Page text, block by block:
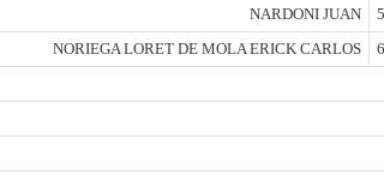
NARDONI JUAN
NORIEGA LORET DE MOLA ERICK CARLOS